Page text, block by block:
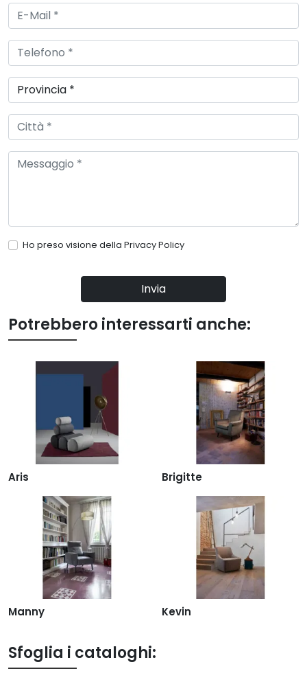
Ho preso visione della Privacy Policy
Invia
Potrebbero interessarti anche:
Aris Brigitte
Manny Kevin
Sfoglia i cataloghi: